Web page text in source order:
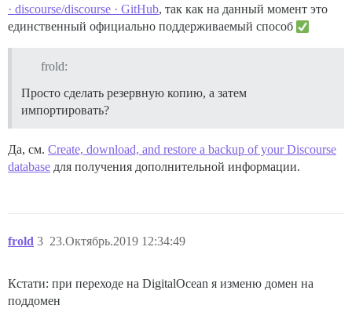
· discourse/discourse · GitHub, так как на данный момент это
единственный официально поддерживаемый способ
frold:
Просто сделать резервную копию, а затем
импортировать?
Да, см. Create, download, and restore a backup of your Discourse
database для получения дополнительной информации.
frold 23.Октябрь.2019 12:34:49
3
Кстати: при переходе на DigitalOcean я изменю домен на
поддомен